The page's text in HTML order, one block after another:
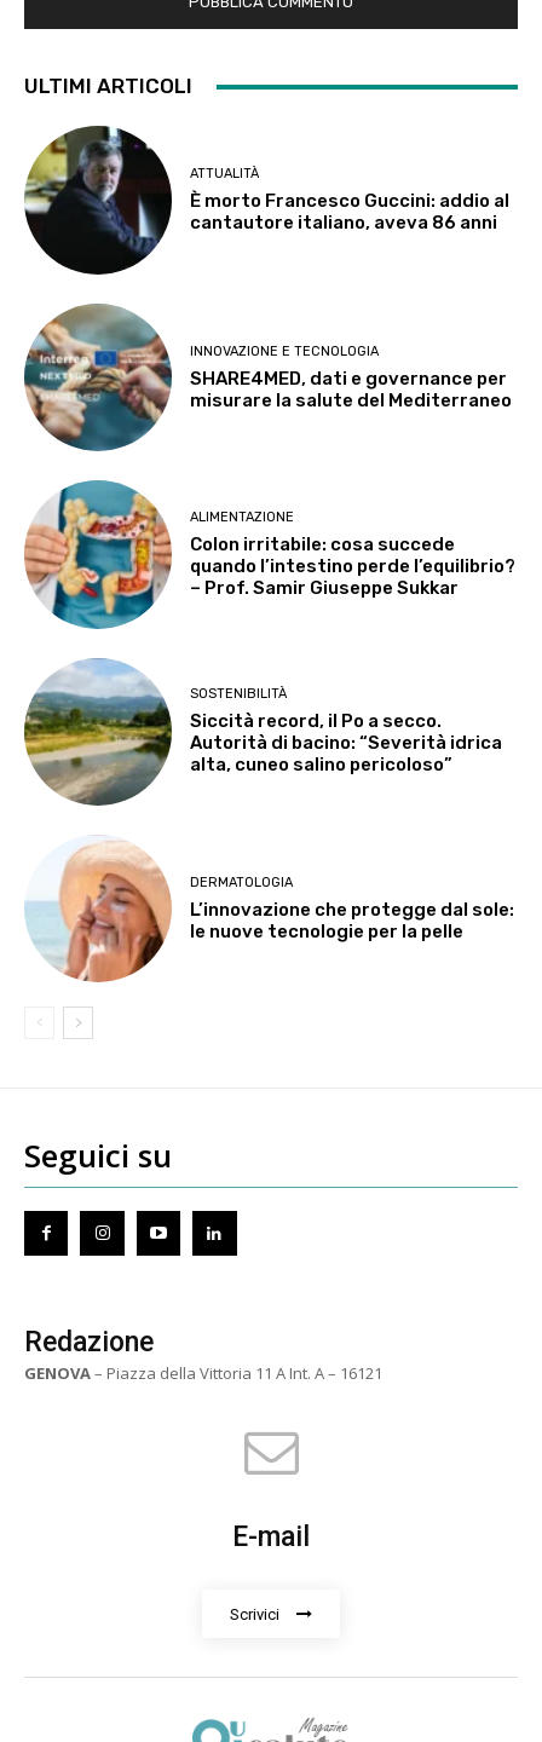
ULTIMI ARTICOLI
ATTUALITÀ
È morto Francesco Guccini: addio al
cantautore italiano, aveva 86 anni
INNOVAZIONE E TECNOLOGIA
SHARE4MED, dati e governance per
misurare la salute del Mediterraneo
ALIMENTAZIONE
Colon irritabile: cosa succede
quando l’intestino perde l’equilibrio?
– Prof. Samir Giuseppe Sukkar
SOSTENIBILITÀ
Siccità record, il Po a secco.
Autorità di bacino: “Severità idrica
alta, cuneo salino pericoloso”
DERMATOLOGIA
L’innovazione che protegge dal sole:
le nuove tecnologie per la pelle
Seguici su
Redazione
GENOVA– Piazza della Vittoria 11 A Int. A – 16121
E-mail
Scrivici